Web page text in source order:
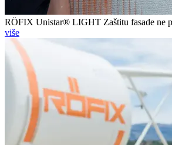
RÖFIX Unistar® LIGHT Zaštitu fasade ne
više